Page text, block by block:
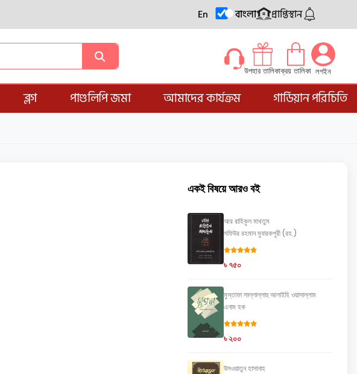
En বাংলা প্রাপ্তিস্থান
উপহার তালিকাক্রয় তালিকা লগইন
ব্লগ পাণ্ডলিপি জমা আমাদের কার্যক্রম গার্ডিয়ান পরিচিতি
একই বিষয়ে আরও বই
আর রাহিকুল মাখতুম
সফিউর রহমান মুবারকপুরী (রহ.)
৳ ৭৫০
মুস্তাফা সাল্লাল্লাহু আলাইহি ওয়াসাল্লাম
এনাম হক
৳ ২০০
উসওয়াতুন হাসানাহ